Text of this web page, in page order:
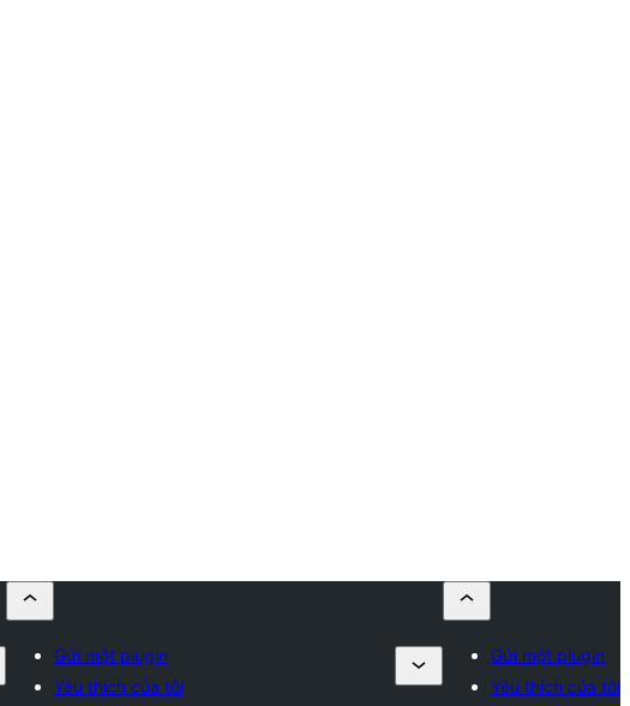
Gửi một plugin
Yêu thích của tôi
Gửi một plugin
Yêu thích của tôi